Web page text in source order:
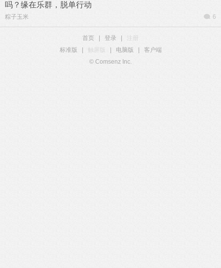
吗？缘在乐群，脱单行动
粽子玉米 6
首页 登录
注册
标准版
触屏版 电脑版
客户端
© Comsenz Inc.